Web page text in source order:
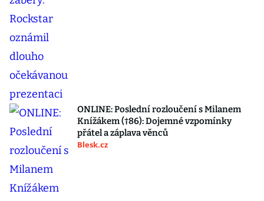
ONLINE: Poslední rozloučení s Milanem
Knížákem (†86): Dojemné vzpomínky
přátel a záplava věnců
Blesk.cz